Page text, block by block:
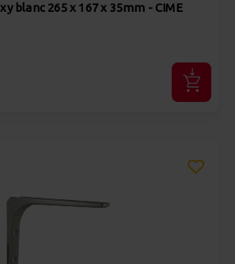
blanc 265 x 167 x 35mm - CIME